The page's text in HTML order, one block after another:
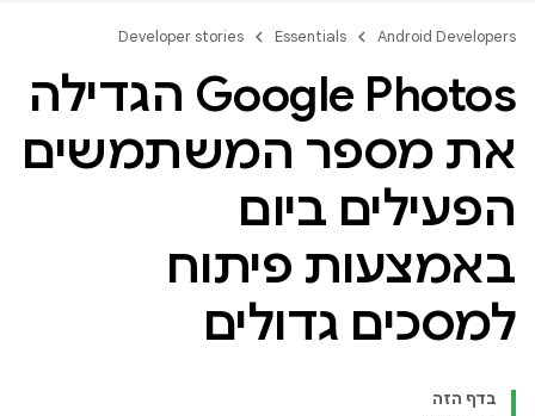
Android Developers
Essentials
Developer stories
‫Google Photos הגדילה
את מספר המשתמשים
הפעילים ביום
באמצעות פיתוח
למסכים גדולים
בדף הזה